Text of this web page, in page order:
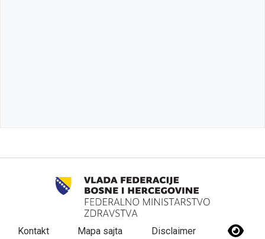
Kontakt Mapa sajta Disclaimer